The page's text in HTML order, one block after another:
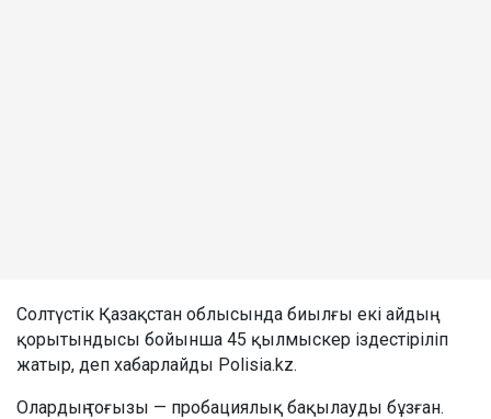
Солтүстік Қазақстан облысында биылғы екі айдың
қорытындысы бойынша 45 қылмыскер іздестіріліп
жатыр, деп хабарлайды Polisia.kz.
Олардың тоғызы — пробациялық бақылауды бұзған.